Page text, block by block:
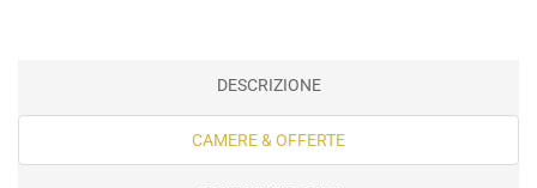
DESCRIZIONE
CAMERE & OFFERTE